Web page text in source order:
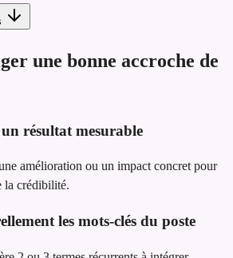
une bonne accroche de
résultat mesurable
amélioration ou un impact concret pour
la crédibilité.
les mots-clés du poste